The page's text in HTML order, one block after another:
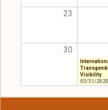
23
30
Visibility
03/31/2025